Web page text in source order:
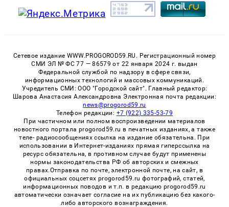
Сетевое издание WWW.PROGOROD59.RU. Регистрационный номер
СМИ ЭЛ № ФС 77 — 86579 от 22 января 2024 г. выдан
Федеральной службой по надзору в сфере связи,
информационных технологий и массовых коммуникаций.
Учредитель СМИ: ООО "Городской сайт". Главный редактор:
Шарова Анастасия Александровна Электронная почта редакции:
news@progorod59.ru
Телефон редакции: +7 (922) 335-53-79
При частичном или полном воспроизведении материалов
новостного портала progorod59.ru в печатных изданиях, а также
теле- радиосообщениях ссылка на издание обязательна. При
использовании в Интернет-изданиях прямая гиперссылка на
ресурс обязательна, в противном случае будут применены
нормы законодательства РФ об авторских и смежных
правах.Отправка по почте, электронной почте, на сайт, в
официальных соцсетях progorod59.ru фотографий, статей,
информационных поводов и т.п. в редакцию progorod59.ru
автоматически означает согласие на их публикацию без какого-
либо авторского вознаграждения.